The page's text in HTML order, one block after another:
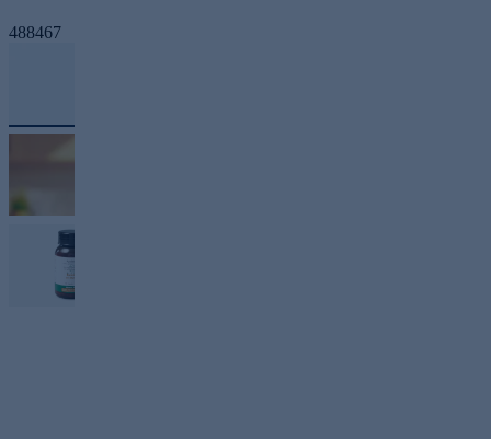
488467